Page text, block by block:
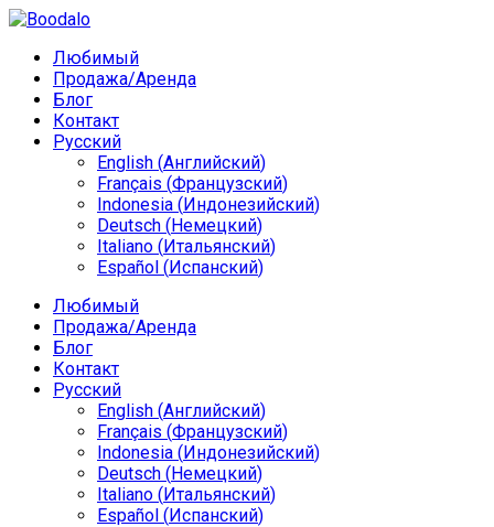
Любимый
Продажа/Аренда
Блог
Контакт
Русский
English (Английский)
Français (Французский)
Indonesia (Индонезийский)
Deutsch (Немецкий)
Italiano (Итальянский)
Español (Испанский)
Любимый
Продажа/Аренда
Блог
Контакт
Русский
English (Английский)
Français (Французский)
Indonesia (Индонезийский)
Deutsch (Немецкий)
Italiano (Итальянский)
Español (Испанский)